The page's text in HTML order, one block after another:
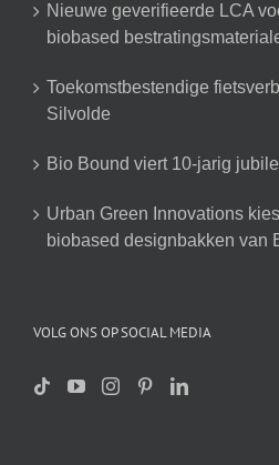
Nieuwe geverifieerde LCA
biobased
Toekomstbestendige
Silvolde
Bio Bound viert 10-jarig
Urban Green Innovations
biobased designbakken van
VOLG ONS OP SOCIAL MEDIA